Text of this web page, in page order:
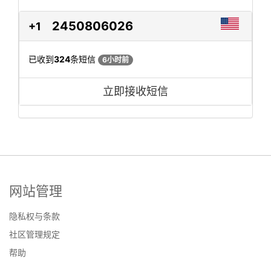
+1 2450806026
已收到324条短信 6小时前
立即接收短信
网站管理
隐私权与条款
社区管理规定
帮助